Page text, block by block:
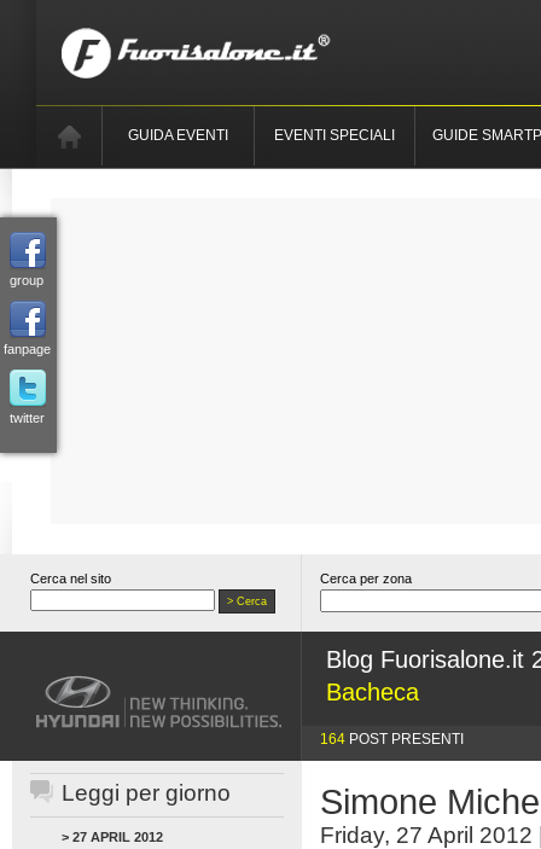
group
fanpage
twitter
GUIDA EVENTI EVENTI SPECIALI GUIDE
Cerca nel sito Cerca per zona
Blog Fuorisalone.it
Bacheca
164 POST PRESENTI
Leggi per giorno
> 27 APRIL 2012
Simone
Friday, 27 April 2012